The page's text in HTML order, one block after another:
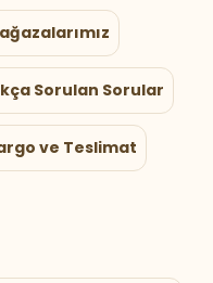
Sorulan Sorular
ve Teslimat